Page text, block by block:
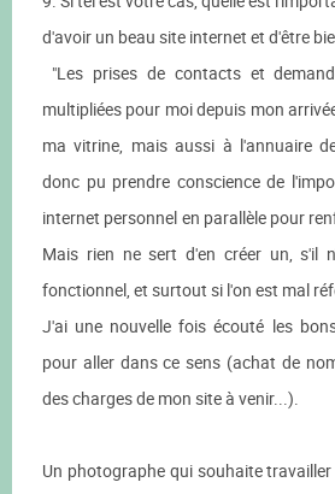
d'avoir un beau site internet et d'être
"Les prises de contacts et
multipliées pour moi depuis mon
ma vitrine, mais aussi à l'annuaire
donc pu prendre conscience de
internet personnel en parallèle pour
Mais rien ne sert d'en créer un, s'il
fonctionnel, et surtout si l'on est mal
J'ai une nouvelle fois écouté les
pour aller dans ce sens (achat de
des charges de mon site à venir...).
Un photographe qui souhaite